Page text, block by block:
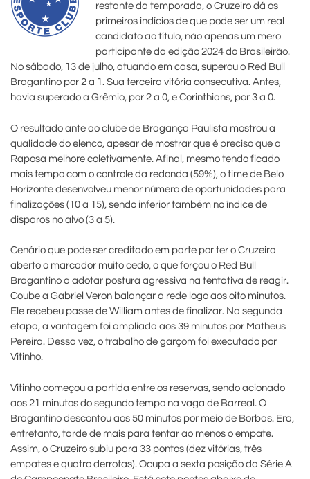
restante da temporada, o Cruzeiro dá os
primeiros indícios de que pode ser um real
candidato ao título, não apenas um mero
participante da edição 2024 do Brasileirão.
No sábado, 13 de julho, atuando em casa, superou o Red Bull
Bragantino por 2 a 1. Sua terceira vitória consecutiva. Antes,
havia superado a Grêmio, por 2 a 0, e Corinthians, por 3 a 0.
O resultado ante ao clube de Bragança Paulista mostrou a
qualidade do elenco, apesar de mostrar que é preciso que a
Raposa melhore coletivamente. Afinal, mesmo tendo ficado
mais tempo com o controle da redonda (59%), o time de Belo
Horizonte desenvolveu menor número de oportunidades para
finalizações (10 a 15), sendo inferior também no índice de
disparos no alvo (3 a 5).
Cenário que pode ser creditado em parte por ter o Cruzeiro
aberto o marcador muito cedo, o que forçou o Red Bull
Bragantino a adotar postura agressiva na tentativa de reagir.
Coube a Gabriel Veron balançar a rede logo aos oito minutos.
Ele recebeu passe de William antes de finalizar. Na segunda
etapa, a vantagem foi ampliada aos 39 minutos por Matheus
Pereira. Dessa vez, o trabalho de garçom foi executado por
Vitinho.
Vitinho começou a partida entre os reservas, sendo acionado
aos 21 minutos do segundo tempo na vaga de Barreal. O
Bragantino descontou aos 50 minutos por meio de Borbas. Era,
entretanto, tarde de mais para tentar ao menos o empate.
Assim, o Cruzeiro subiu para 33 pontos (dez vitórias, três
empates e quatro derrotas). Ocupa a sexta posição da Série A